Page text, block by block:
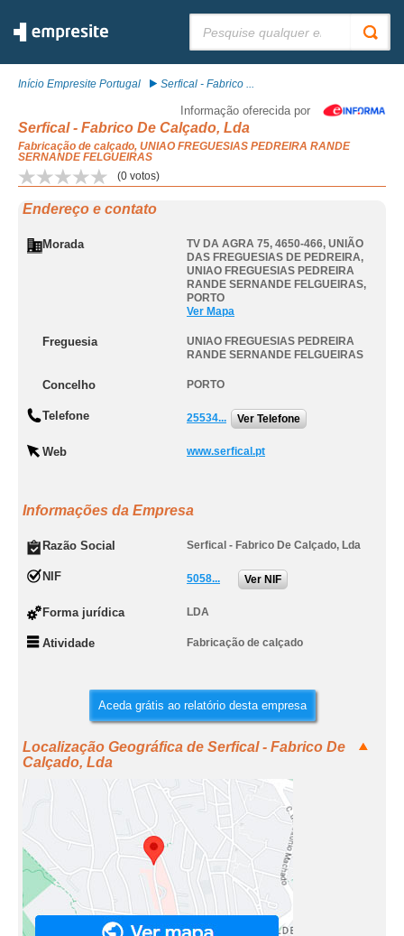
Início Empresite Portugal Serfical - Fabrico ...
Informação oferecida por
Serfical - Fabrico De Calçado, Lda
Fabricação de calçado, UNIAO FREGUESIAS PEDREIRA RANDE
SERNANDE FELGUEIRAS
(0 votos)
Endereço e contato
Morada
TV DA AGRA 75, 4650-466, UNIÃO
DAS FREGUESIAS DE PEDREIRA,
UNIAO FREGUESIAS PEDREIRA
RANDE SERNANDE FELGUEIRAS,
PORTO
Ver Mapa
Freguesia
UNIAO FREGUESIAS PEDREIRA
RANDE SERNANDE FELGUEIRAS
Concelho PORTO
Telefone 25534... Ver Telefone
Web www.serfical.pt
Informações da Empresa
Razão Social Serfical - Fabrico De Calçado, Lda
NIF 5058... Ver NIF
Forma jurídica LDA
Atividade Fabricação de calçado
Aceda grátis ao relatório desta empresa
Localização Geográfica de Serfical - Fabrico De
Calçado, Lda